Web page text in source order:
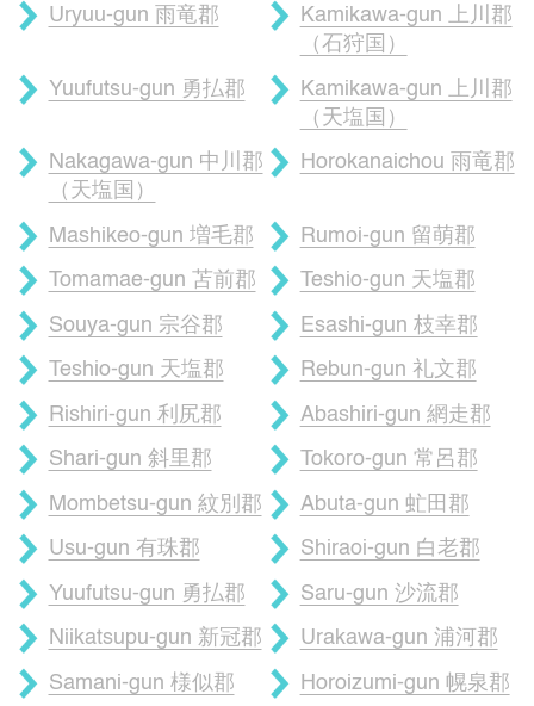
Uryuu-gun 雨竜郡
Kamikawa-gun 上川郡
（石狩国）
Yuufutsu-gun 勇払郡
Kamikawa-gun 上川郡
（天塩国）
Nakagawa-gun 中川郡
（天塩国）
Horokanaichou 雨竜郡
Mashikeo-gun 増毛郡 Rumoi-gun 留萌郡
Tomamae-gun 苫前郡 Teshio-gun 天塩郡
Souya-gun 宗谷郡 Esashi-gun 枝幸郡
Teshio-gun 天塩郡 Rebun-gun 礼文郡
Rishiri-gun 利尻郡 Abashiri-gun 網走郡
Shari-gun 斜里郡 Tokoro-gun 常呂郡
Mombetsu-gun 紋別郡 Abuta-gun 虻田郡
Usu-gun 有珠郡 Shiraoi-gun 白老郡
Yuufutsu-gun 勇払郡 Saru-gun 沙流郡
Niikatsupu-gun 新冠郡 Urakawa-gun 浦河郡
Samani-gun 様似郡 Horoizumi-gun 幌泉郡